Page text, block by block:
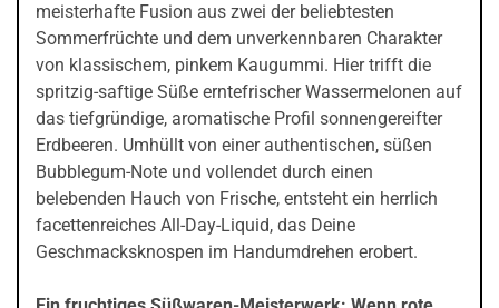
meisterhafte Fusion aus zwei der beliebtesten
Sommerfrüchte und dem unverkennbaren Charakter
von klassischem, pinkem Kaugummi. Hier trifft die
spritzig-saftige Süße erntefrischer Wassermelonen auf
das tiefgründige, aromatische Profil sonnengereifter
Erdbeeren. Umhüllt von einer authentischen, süßen
Bubblegum-Note und vollendet durch einen
belebenden Hauch von Frische, entsteht ein herrlich
facettenreiches All-Day-Liquid, das Deine
Geschmacksknospen im Handumdrehen erobert.